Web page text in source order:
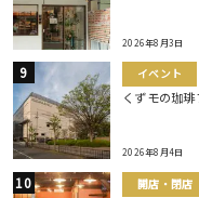
2026年8月3日
イベント
くずモの珈
2026年8月4日
開店・閉店